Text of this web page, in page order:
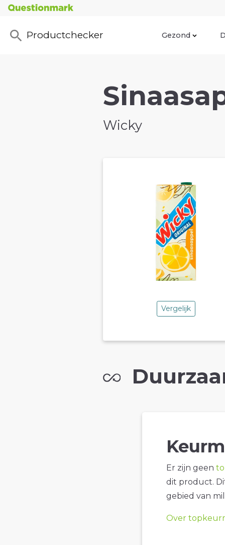
Productchecker Gezond
Wicky
Vergelijk
Er zijn geen
dit product.
gebied van
Over